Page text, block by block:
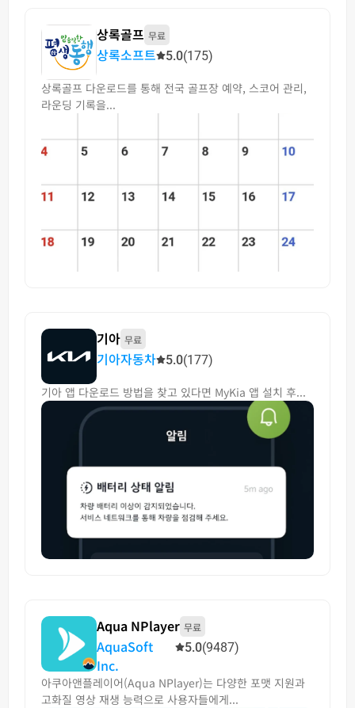
상록골프 무료
상록소프트 5.0(175)
상록골프 다운로드를 통해 전국 골프장 예약, 스코어 관리,
라운딩 기록을...
기아 무료
기아자동차 5.0(177)
기아 앱 다운로드 방법을 찾고 있다면 MyKia 앱 설치 후...
Aqua NPlayer 무료
AquaSoft
Inc.
5.0(9487)
아쿠아앤플레이어(Aqua NPlayer)는 다양한 포맷 지원과
고화질 영상 재생 능력으로 사용자들에게...